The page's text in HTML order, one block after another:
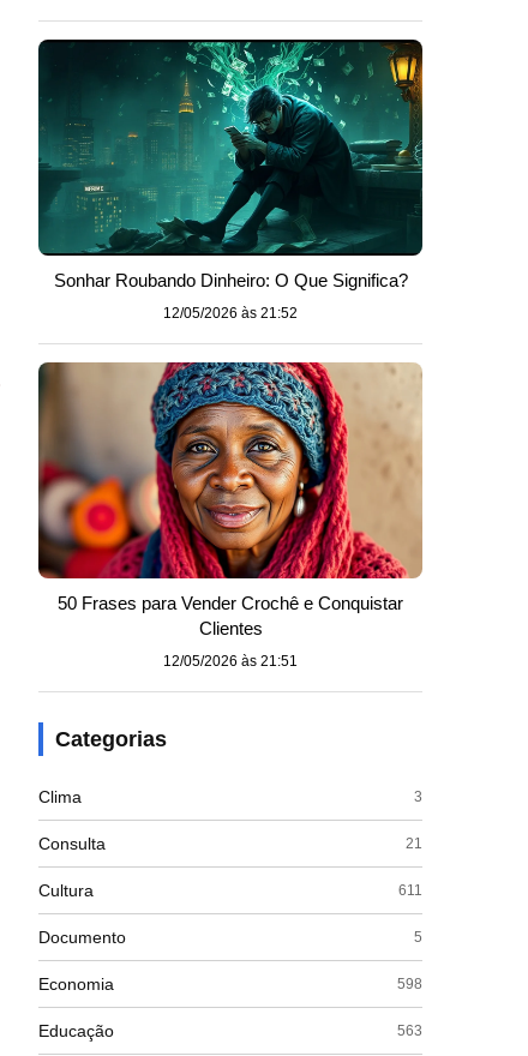
Sonhar Roubando Dinheiro: O Que Significa?
12/05/2026 às 21:52
50 Frases para Vender Crochê e Conquistar
Clientes
12/05/2026 às 21:51
Categorias
Clima 3
Consulta 21
Cultura 611
Documento 5
Economia 598
Educação 563